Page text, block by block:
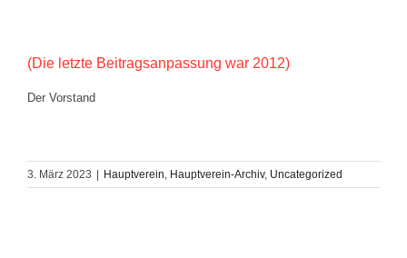
(Die letzte Beitragsanpassung war 2012)
Der Vorstand
3. März 2023 Hauptverein, Hauptverein-Archiv, Uncategorized